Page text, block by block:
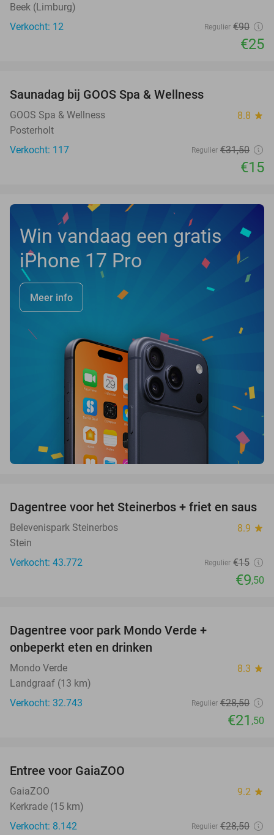
Beek (Limburg)
Verkocht: 12
Regulier €90
€25
TODAY
Saunadag bij GOOS Spa & Wellness
GOOS Spa & Wellness 8.8 star
Posterholt
Verkocht: 117
Regulier €31,50
€15
Win vandaag een gratis
iPhone 17 Pro
Meer info
37%
Dagentree voor het Steinerbos + friet en saus
Belevenispark Steinerbos 8.9 star
Stein
Verkocht: 43.772
Regulier €15
€9,50
Dagentree voor park Mondo Verde +
onbeperkt eten en drinken
Mondo Verde 8.3 star
Landgraaf (13 km)
Verkocht: 32.743
Regulier €28,50
€21 ,50
Entree voor GaiaZOO
GaiaZOO 9.2 star
Kerkrade (15 km)
Verkocht: 8.142
Regulier €28,50